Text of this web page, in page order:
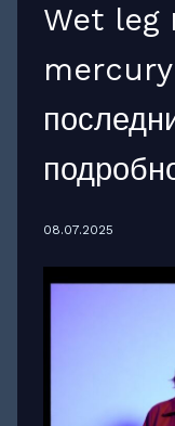
Wet leg
08.07.2025